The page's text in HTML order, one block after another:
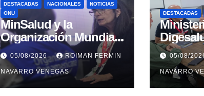
DESTACADAS NACIONALES
NOTICIAS
ONU
MinSalud y la
Organización Mundial
de la Salud evaluaron
propuesta técnica
integral en materia de
agua saneamiento e
05/08/2026 ROIMAN FERMIN
NAVARRO VENEGAS
DESTACADAS
lazos
control
05/08/
NAVARRO